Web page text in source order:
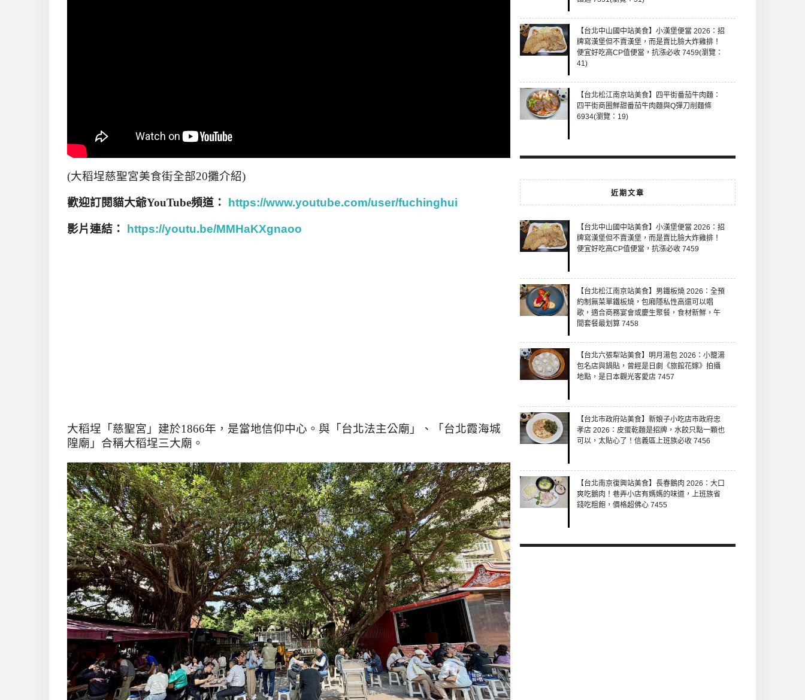
(大稻埕慈聖宮美食街全部20攤介紹)
歡迎訂閱貓大爺YouTube頻道： https://www.youtube.com/user/fuchinghui
影片連結： https://youtu.be/MMHaKXgnaoo
大稻埕「慈聖宮」建於1866年，是當地信仰中心。與「台北法主公廟」、「台北霞海城
隍廟」合稱大稻埕三大廟。
【台北中山國中站美食】小漢堡便當 2026：招
牌寫漢堡但不賣漢堡，而是賣比臉大炸雞排！
便宜好吃高CP值便當，抗漲必收 7459(瀏覽：
41)
【台北松江南京站美食】四平街番茄牛肉麵：
四平街商圈鮮甜番茄牛肉麵與Q彈刀削麵條
6934(瀏覽：19)
近期文章
【台北中山國中站美食】小漢堡便當 2026：招
牌寫漢堡但不賣漢堡，而是賣比臉大炸雞排！
便宜好吃高CP值便當，抗漲必收 7459
【台北松江南京站美食】男鐵板燒 2026：全預
約制無菜單鐵板燒，包廂隱私性高還可以唱
歌，適合商務宴會或慶生聚餐，食材新鮮，午
間套餐最划算 7458
【台北六張犁站美食】明月湯包 2026：小籠湯
包名店與鍋貼，曾經是日劇《旅館花嫁》拍攝
地點，是日本觀光客愛店 7457
【台北市政府站美食】新娘子小吃店市政府忠
孝店 2026：皮蛋乾麵是招牌，水餃只點一顆也
可以，太貼心了！信義區上班族必收 7456
【台北南京復興站美食】長春鵝肉 2026：大口
爽吃鵝肉！巷弄小店有媽媽的味道，上班族省
錢吃粗飽，價格超佛心 7455